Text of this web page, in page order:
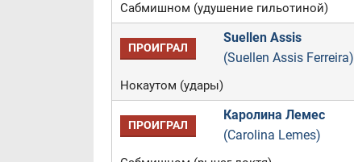
Сабмишном (удушение гильотиной)
ПРОИГРАЛ
Suellen Assis
(Suellen Assis Ferreira)
Нокаутом (удары)
ПРОИГРАЛ
Каролина Лемес
(Carolina Lemes)